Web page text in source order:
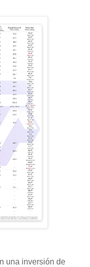
una inversión de